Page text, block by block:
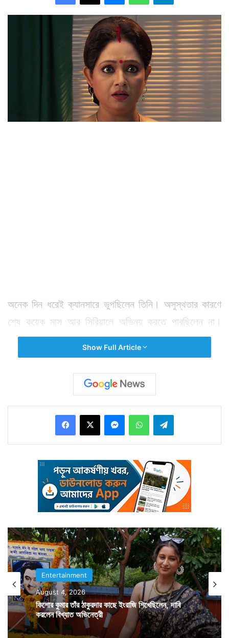
অনেক দিন ধরেই ক্যানসারে ভুগছিলেন তিনি। অসুস্থতার কারণে
শেষ কয়েক মাস আর সিরিয়ালে অভিনয় করতে পারছিলেন না।
আসতে পারছিলেন না তাঁর প্রিয় টলিপাড়ায়। অবশেষে ১৫ অগাস্ট
রাতে মৃত্যুর কোলে ঢলে পড়লেন মধ্যবয়সী এই হাসিখুশি
অভিনেত্রী। তিনি সুচেতা চক্রবর্তী। টলিপাড়ায় মিশুকে হিসাবে
সুনাম ছিল তাঁর। সকলের সঙ্গে মিশতেন। এমনকি অসুস্থতার
মধ্যেও তাঁর মুখ থেকে হাসি হারায়নি। এমন এক অভিনেত্রীর
অকাল প্রয়াণে শোকস্তব্ধ টলিপাড়া।
অভিনেত্রী হিসাবেও যথেষ্ট সফল সুচেতা চক্রবর্তী। সিরিয়ালপ্রেমী
সকলের কাছেই পরিচিত মুখ ছিলেন তিনি। ভাল অভিনয়ের জন্য
Show Full Article
Entertainment
August 4, 2026
কিশোর কুমার তাঁর ঠাকুরদার কাছে ইংরাজি শিখেছিলেন, দাবি
করলেন বিখ্যাত অভিনেত্রী